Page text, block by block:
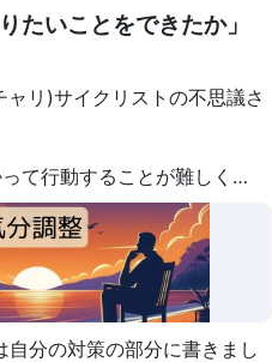
使い方次第なのでしょうね。
たいことをできたか」
ャリ)サイクリストの不思議さ
目標にむかって行動することが難しく、何をするにも手がつかないことがある
自分の対策の部分に書きまし